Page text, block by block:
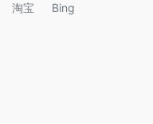
淘宝 Bing